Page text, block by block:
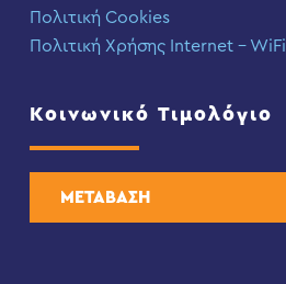
Πολιτική Cookies
Πολιτική Χρήσης Internet – WiFi
Κοινωνικό Τιμολόγιο
ΜΕΤΑΒΑΣΗ